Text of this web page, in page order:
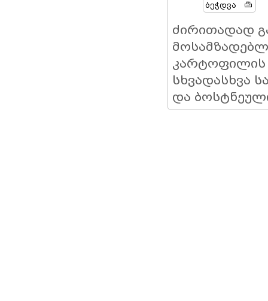
Ბეჭდვა
ძირითადად
კარტოფილის
სხვადასხვა
და